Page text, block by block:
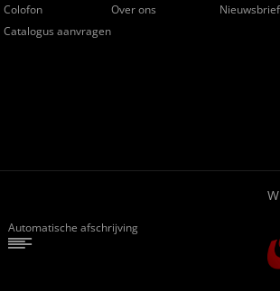
Colofon Over ons
Nieuwsbrief
Catalogus aanvragen
Automatische afschrijving